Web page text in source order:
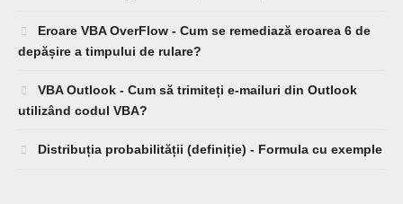
Eroare VBA OverFlow - Cum se remediază eroarea 6 de
depășire a timpului de rulare?
VBA Outlook - Cum să trimiteți e-mailuri din Outlook
utilizând codul VBA?
Distribuția probabilității (definiție) - Formula cu exemple